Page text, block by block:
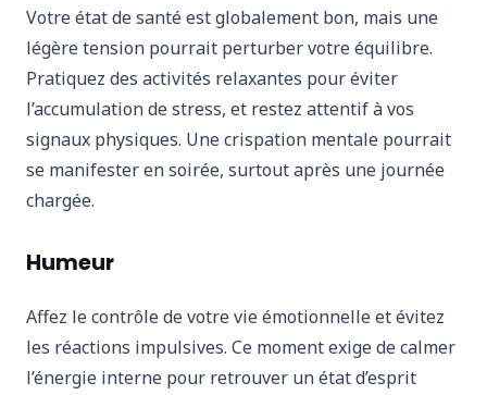
Votre état de santé est globalement bon, mais une
légère tension pourrait perturber votre équilibre.
Pratiquez des activités relaxantes pour éviter
l’accumulation de stress, et restez attentif à vos
signaux physiques. Une crispation mentale pourrait
se manifester en soirée, surtout après une journée
chargée.
Humeur
Affez le contrôle de votre vie émotionnelle et évitez
les réactions impulsives. Ce moment exige de calmer
l’énergie interne pour retrouver un état d’esprit